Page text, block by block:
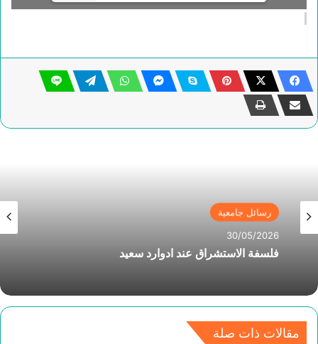
رسائل جامعية
30/05/2026
فلسفة الاستشراق عند ادوارد سعيد
مقالات ذات صلة